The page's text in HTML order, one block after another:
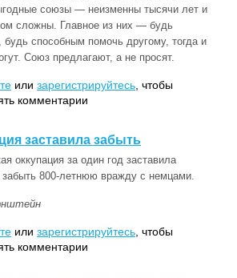
союзы — неизменны тысячи лет и
сложны. Главное из них — будь
способным помочь другому, тогда и
Союз предлагают, а не просят.
или зарегистрируйтесь , чтобы
комментарии
заставила забыть
оккупация за один год заставила
забыть 800-летнюю вражду с немцами.
или зарегистрируйтесь , чтобы
комментарии